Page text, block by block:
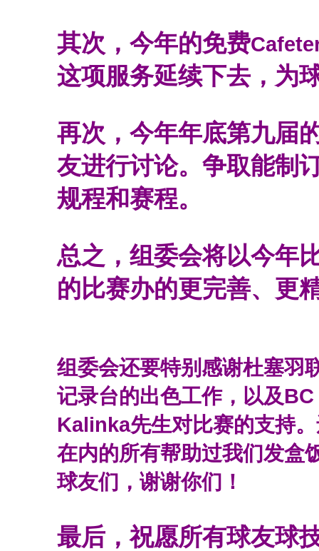
其次，今年的免费
这项服务延续下去，为
再次，今年年底第九届
友进行讨论。争取能制
规程和赛程。
总之，组委会将以今年
的比赛办的更完善、更
组委会还要特别感谢杜塞羽
记录台的出色工作，以及
Kalinka先生对比赛的支持
在内的所有帮助过我们发盒
球友们，谢谢你们！
最后，祝愿所有球友球